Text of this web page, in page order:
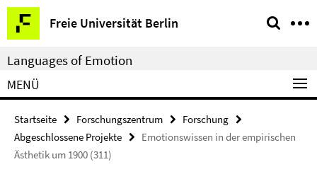
Springe
direkt
zu
Inhalt
Freie Universität Berlin
Service-
Navigation
Languages of Emotion
MENÜ
Startseite Forschungszentrum
Forschung
Abgeschlossene Projekte
Emotionswissen in der empirischen
Ästhetik um 1900 (311)